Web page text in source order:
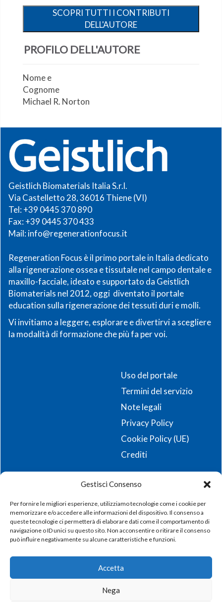
Gestisci Consenso
Per fornire le migliori esperienze, utilizziamo tecnologie come i cookie per
memorizzare e/o accedere alle informazioni del dispositivo. Il consenso a
queste tecnologie ci permetterà di elaborare dati come il comportamento di
navigazione o ID unici su questo sito. Non acconsentire o ritirare il consenso
può influire negativamente su alcune caratteristiche e funzioni.
Accetta
Nega
SCOPRI TUTTI I CONTRIBUTI
DELL'AUTORE
PROFILO DELL'AUTORE
Nome e
Cognome
Michael R. Norton
Geistlich Biomaterials Italia S.r.l.
Via Castelletto 28, 36016 Thiene (VI)
Tel: +39 0445 370 890
Fax: +39 0445 370 433
Mail:info@regenerationfocus.it
Regeneration Focus è il primo portale in Italia dedicato
alla rigenerazione ossea e tissutale nel campo dentale e
maxillo-facciale, ideato e supportato da Geistlich
Biomaterials nel 2012, oggi diventato il portale
education sulla rigenerazione dei tessuti duri e molli.
Vi invitiamo a leggere, esplorare e divertirvi a scegliere
la modalità di formazione che più fa per voi.
Uso del portale
Termini del servizio
Note legali
Privacy Policy
Cookie Policy (UE)
Crediti
Resta aggiornato sulle ultime novità e iscriviti alla
nostra newsletter!
Registrati
iscrizione registro imprese: 02971380247, REA: VI-